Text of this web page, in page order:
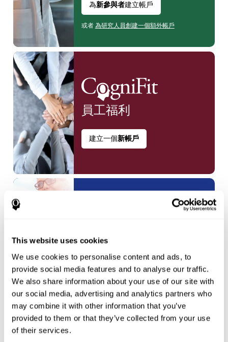
This website uses cookies
We use cookies to personalise content and ads, to
provide social media features and to analyse our traffic.
We also share information about your use of our site with
our social media, advertising and analytics partners who
may combine it with other information that you’ve
provided to them or that they’ve collected from your use
of their services.
為新參與者建立帳戶
或者 為研究人員創建一個額外帳戶
員工福利
建立一個新帳戶
白標合作夥伴
建立一個 新帳戶